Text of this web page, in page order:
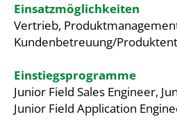
Einsatzmöglichkeiten
Vertrieb,
Kundenbetreuung/
Einstiegsprogramme
Junior Field Sales Engineer,
Junior Field Application